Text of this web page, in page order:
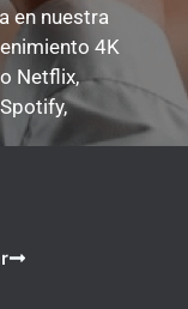
en nuestra
4K
Netflix,